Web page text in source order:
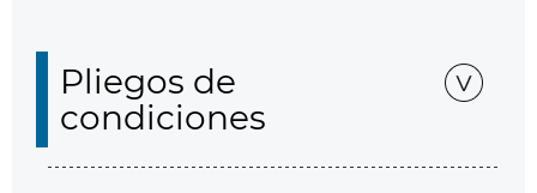
Pliegos de
condiciones